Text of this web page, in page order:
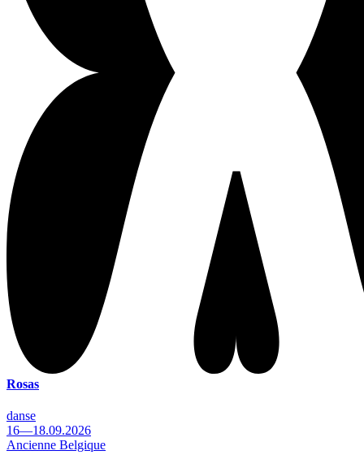
Rosas
danse
16—18.09.2026
Ancienne Belgique